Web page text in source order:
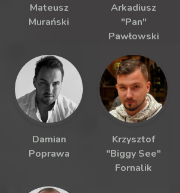
Mateusz
Murański
Arkadiusz
"Pan"
Pawłowski
Damian
Poprawa
Krzysztof
"Biggy See"
Fornalik